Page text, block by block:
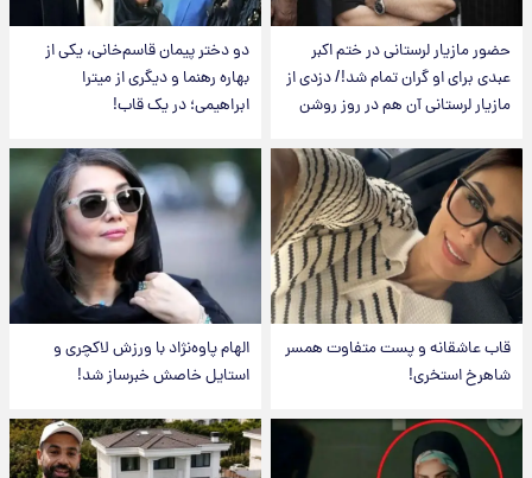
حضور مازیار لرستانی در ختم اکبر
عبدی برای او گران تمام شد!/ دزدی از
مازیار لرستانی آن هم در روز روشن
دو دختر پیمان قاسم‌خانی، یکی از
بهاره رهنما و دیگری از میترا
ابراهیمی؛ در یک قاب!
قاب عاشقانه و پست متفاوت همسر
شاهرخ استخری!
الهام پاوه‌نژاد با ورزش لاکچری و
استایل خاصش خبرساز شد!